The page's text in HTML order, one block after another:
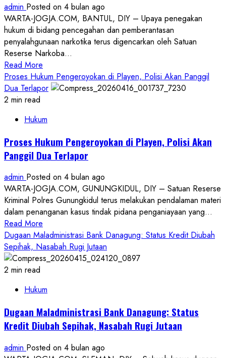
Lurah
Bebas
Restitusi
Picu
Banding
admin Posted on 4 bulan ago
WARTA-JOGJA.COM, BANTUL, DIY – Upaya penegakan
hukum di bidang pencegahan dan pemberantasan
penyalahgunaan narkotika terus digencarkan oleh Satuan
Reserse Narkoba...
Read More
more
about
Polres
Sita
1.450
‘Sapi’,
Tiga
Tersangka
Diringkus
Proses Hukum Pengeroyokan di Playen, Polisi Akan Panggil
Dua Terlapor
2 min read
Hukum
Proses Hukum Pengeroyokan di Playen, Polisi Akan
Panggil Dua Terlapor
admin Posted on 4 bulan ago
WARTA-JOGJA.COM, GUNUNGKIDUL, DIY – Satuan Reserse
Kriminal Polres Gunungkidul terus melakukan pendalaman materi
dalam penanganan kasus tindak pidana penganiayaan yang...
Read More
more
about
Proses
di
Polisi
Akan
Dua
Dugaan Maladministrasi Bank Danagung: Status Kredit Diubah
Sepihak, Nasabah Rugi Jutaan
2 min read
Hukum
Dugaan Maladministrasi Bank Danagung: Status
Kredit Diubah Sepihak, Nasabah Rugi Jutaan
admin Posted on 4 bulan ago